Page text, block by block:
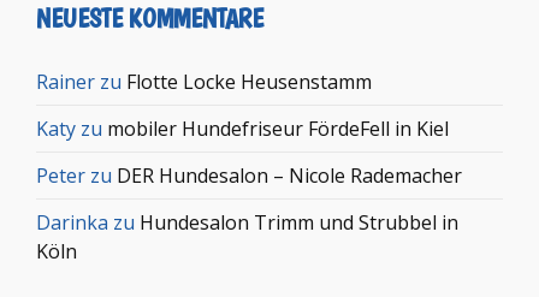
NEUESTE KOMMENTARE
Rainer zu Flotte Locke Heusenstamm
Katy zu mobiler Hundefriseur FördeFell in Kiel
Peter zu DER Hundesalon – Nicole Rademacher
Darinka zu Hundesalon Trimm und Strubbel in
Köln